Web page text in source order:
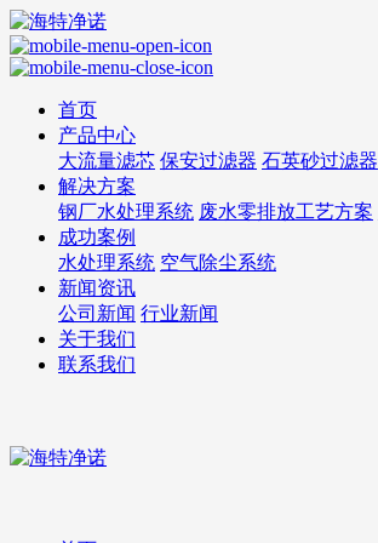
首页
产品中心
大流量滤芯 保安过滤器 石英砂过滤器
解决方案
钢厂水处理系统 废水零排放工艺方案
成功案例
水处理系统 空气除尘系统
新闻资讯
公司新闻 行业新闻
关于我们
联系我们